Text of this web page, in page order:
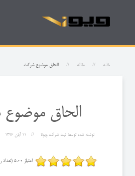
خانه مقاله الحاق موضوع شرکت
الحاق
نوشته شده توسطثبت شرکت ویونا 11 آبان 1396
امتیاز 5.00 (تعداد رای 3)